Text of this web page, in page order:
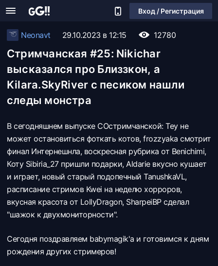
Вход / Регистрация
Neonavt 29.10.2023 в 12:15 12780
Стримчанская #25: Nikichar
высказался про Близзкон, а
Kilara.SkyRiver с песиком нашли
следы монстра
​В сегодняшнем выпуске СОстримчанской: Tey не
может остановиться фоткать котов, frozzyaka смотрит
финал Интернешнла, воскресная рубрика от Benichimi,
Коту Sibiria_27 пришли подарки, Aldarie вкусно кушает
и играет, новый старый подопечный TanushkaVL,
расписание стримов Kwei на неделю хорроров,
вкусная красота от LollyDragon, SharpeiBP сделал
"шажок к двухмониторности".
Сегодня поздравляем babymagik'а и готовимся к дням
рождения других стримеров!